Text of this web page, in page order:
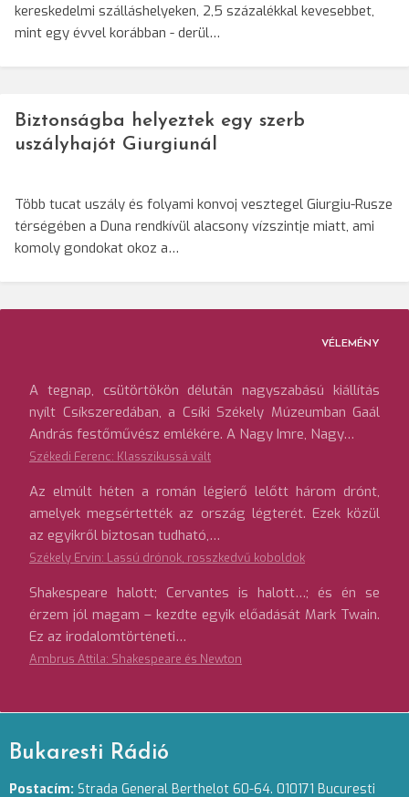
kereskedelmi szálláshelyeken, 2,5 százalékkal kevesebbet,
mint egy évvel korábban - derül…
Biztonságba helyeztek egy szerb
uszályhajót Giurgiunál
Több tucat uszály és folyami konvoj vesztegel Giurgiu-Rusze
térségében a Duna rendkívül alacsony vízszintje miatt, ami
komoly gondokat okoz a…
VÉLEMÉNY
A tegnap, csütörtökön délután nagyszabású kiállítás
nyílt Csíkszeredában, a Csíki Székely Múzeumban Gaál
András festőművész emlékére. A Nagy Imre, Nagy…
Székedi Ferenc: Klasszikussá vált
Az elmúlt héten a román légierő lelőtt három drónt,
amelyek megsértették az ország légterét. Ezek közül
az egyikről biztosan tudható,…
Székely Ervin: Lassú drónok, rosszkedvű koboldok
Shakespeare halott; Cervantes is halott…; és én se
érzem jól magam – kezdte egyik előadását Mark Twain.
Ez az irodalomtörténeti…
Ambrus Attila: Shakespeare és Newton
Bukaresti Rádió
Postacím: Strada General Berthelot 60-64. 010171 Bucuresti